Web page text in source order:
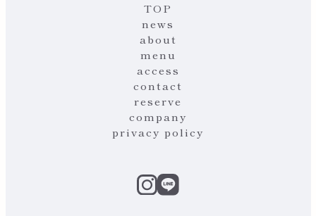
TOP
news
about
menu
access
contact
reserve
company
privacy policy